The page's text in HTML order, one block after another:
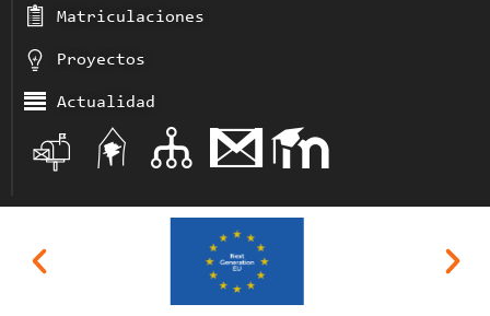
Matriculaciones
Proyectos
Actualidad